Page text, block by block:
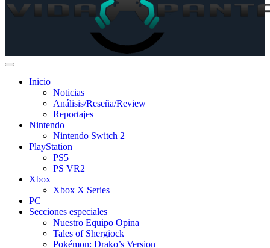
Inicio
Noticias
Análisis/Reseña/Review
Reportajes
Nintendo
Nintendo Switch 2
PlayStation
PS5
PS VR2
Xbox
Xbox X Series
PC
Secciones especiales
Nuestro Equipo Opina
Tales of Shergiock
Pokémon: Drako’s Version